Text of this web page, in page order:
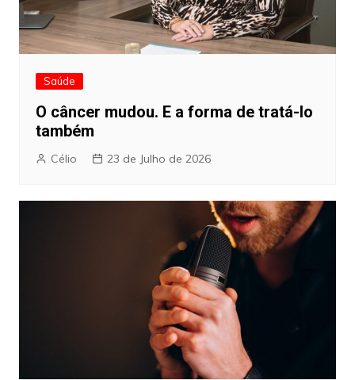
Saúde
O câncer mudou. E a forma de tratá-lo
também
Célio 23 de Julho de 2026